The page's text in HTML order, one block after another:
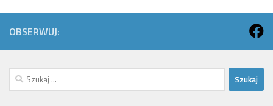
OBSERWUJ:
Szukaj: